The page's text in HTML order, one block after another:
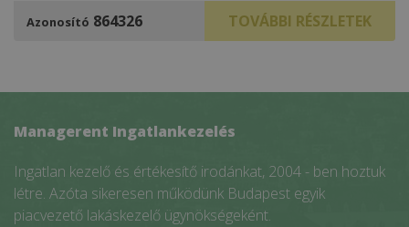
Azonosító 864326 TOVÁBBI RÉSZLETEK
Managerent Ingatlankezelés
Ingatlan kezelő és értékesítő irodánkat, 2004 - ben hoztuk
létre. Azóta sikeresen működünk Budapest egyik
piacvezető lakáskezelő ügynökségeként.